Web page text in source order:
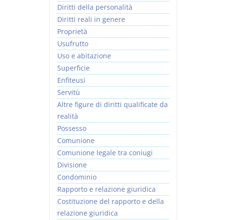
Diritti della personalità
Diritti reali in genere
Proprietà
Usufrutto
Uso e abitazione
Superficie
Enfiteusi
Servitù
Altre figure di diritti qualificate da
realità
Possesso
Comunione
Comunione legale tra coniugi
Divisione
Condominio
Rapporto e relazione giuridica
Costituzione del rapporto e della
relazione giuridica